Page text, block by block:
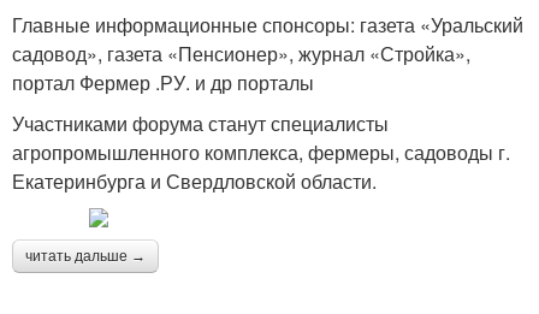
Главные информационные спонсоры: газета «Уральский
садовод», газета «Пенсионер», журнал «Стройка»,
портал Фермер .РУ. и др порталы
Участниками форума станут специалисты
агропромышленного комплекса, фермеры, садоводы г.
Екатеринбурга и Свердловской области.
читать дальше →